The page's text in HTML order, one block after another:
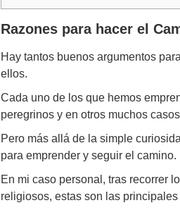
Razones para hacer el
Hay tantos buenos argumentos
ellos.
Cada uno de los que hemos
peregrinos y en otros muchos
Pero más allá de la simple
para emprender y seguir el camino.
En mi caso personal, tras recorrer
religiosos, estas son las principales